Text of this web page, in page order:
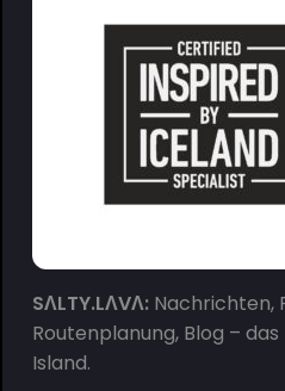
SΛLTY.LΛVΛ:Nachrichten,
Routenplanung, Blog –
Island.